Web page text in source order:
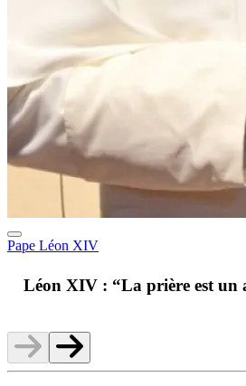
Pape Léon XIV
Léon XIV : “La prière est un